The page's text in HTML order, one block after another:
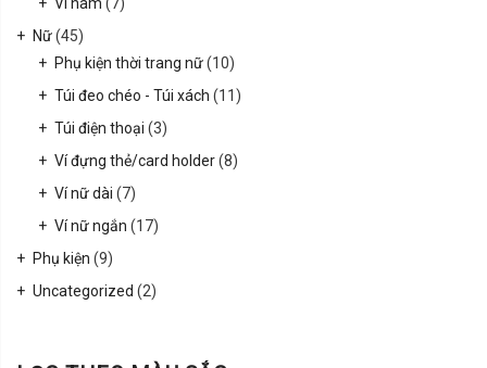
Nữ(45)
Phụ kiện thời trang nữ(10)
Túi đeo chéo - Túi xách (11)
Túi điện thoại (3)
Ví đựng thẻ/card holder(8)
Ví nữ dài (7)
Ví nữ ngắn (17)
Phụ kiện (9)
Uncategorized (2)